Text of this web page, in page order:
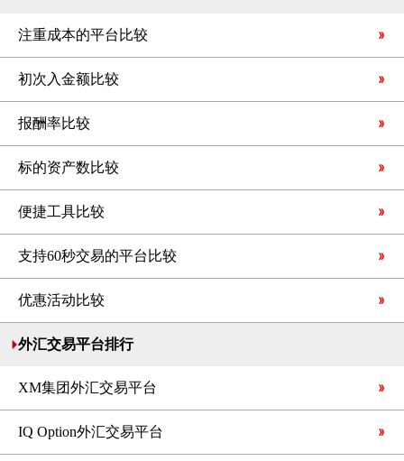
注重成本的平台比较
初次入金额比较
报酬率比较
标的资产数比较
便捷工具比较
支持60秒交易的平台比较
优惠活动比较
外汇交易平台排行
XM集团外汇交易平台
IQ Option外汇交易平台